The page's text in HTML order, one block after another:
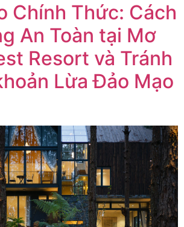
Chính Thức: Cách
An Toàn tại Mơ
Resort và Tránh
Lừa Đảo Mạo